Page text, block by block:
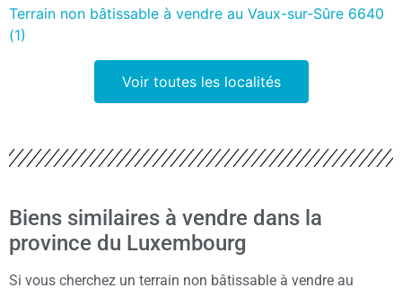
Terrain non bâtissable à vendre au Vaux-sur-Sûre 6640
(1)
Voir toutes les localités
Biens similaires à vendre dans la
province du Luxembourg
Si vous cherchez un terrain non bâtissable à vendre au